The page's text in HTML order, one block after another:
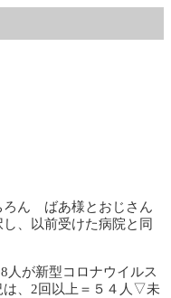
ろん ばあ様とおじさん
、以前受けた病院と同
人が新型コロナウイルス
は、2回以上＝５４人▽未